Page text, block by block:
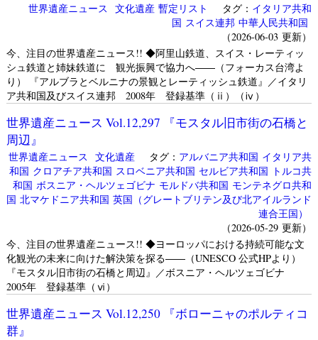
世界遺産ニュース 文化遺産 暫定リスト タグ： イタリア共和
国 スイス連邦 中華人民共和国
（2026-06-03 更新）
今、注目の世界遺産ニュース!! ◆阿里山鉄道、スイス・レーティッ
シュ鉄道と姉妹鉄道に 観光振興で協力へ――（フォーカス台湾よ
り） 『アルブラとベルニナの景観とレーティッシュ鉄道』／イタリ
ア共和国及びスイス連邦 2008年 登録基準（ⅱ）（ⅳ）
世界遺産ニュース Vol.12,297 『モスタル旧市街の石橋と
周辺』
世界遺産ニュース 文化遺産タグ： アルバニア共和国 イタリア共
和国 クロアチア共和国 スロベニア共和国 セルビア共和国 トルコ共
和国 ボスニア・ヘルツェゴビナ モルドバ共和国 モンテネグロ共和
国 北マケドニア共和国 英国（グレートブリテン及び北アイルランド
連合王国）
（2026-05-29 更新）
今、注目の世界遺産ニュース!! ◆ヨーロッパにおける持続可能な文
化観光の未来に向けた解決策を探る――（UNESCO 公式HPより）
『モスタル旧市街の石橋と周辺』／ボスニア・ヘルツェゴビナ
2005年 登録基準（ⅵ）
世界遺産ニュース Vol.12,250 『ボローニャのポルティコ
群』